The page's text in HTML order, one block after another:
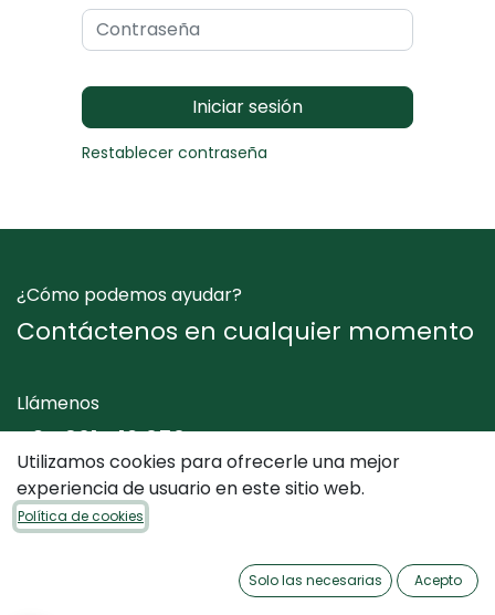
Iniciar sesión
Restablecer contraseña
¿Cómo podemos ayudar?
Contáctenos en cualquier momento
Llámenos
+34 961 412 050
Envíenos un mensaje
Utilizamos cookies para ofrecerle una mejor
experiencia de usuario en este sitio web.
Política de cookies
Solo las necesarias Acepto